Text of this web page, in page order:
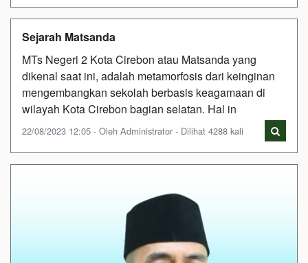
Sejarah Matsanda
MTs Negeri 2 Kota Cirebon atau Matsanda yang
dikenal saat ini, adalah metamorfosis dari keinginan
mengembangkan sekolah berbasis keagamaan di
wilayah Kota Cirebon bagian selatan. Hal in
22/08/2023 12:05 - Oleh Administrator - Dilihat 4288 kali